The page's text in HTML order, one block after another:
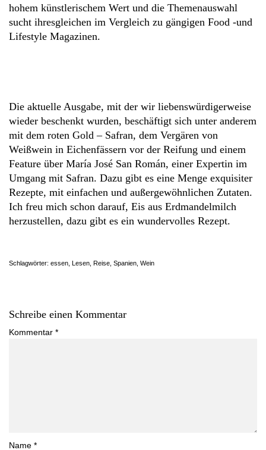
hohem künstlerischem Wert und die Themenauswahl
sucht ihresgleichen im Vergleich zu gängigen Food -und
Lifestyle Magazinen.
Die aktuelle Ausgabe, mit der wir liebenswürdigerweise
wieder beschenkt wurden, beschäftigt sich unter anderem
mit dem roten Gold – Safran, dem Vergären von
Weißwein in Eichenfässern vor der Reifung und einem
Feature über María José San Román, einer Expertin im
Umgang mit Safran. Dazu gibt es eine Menge exquisiter
Rezepte, mit einfachen und außergewöhnlichen Zutaten.
Ich freu mich schon darauf, Eis aus Erdmandelmilch
herzustellen, dazu gibt es ein wundervolles Rezept.
Schlagwörter: essen Lesen Reise Spanien Wein
Schreibe einen Kommentar
Kommentar *
Name *